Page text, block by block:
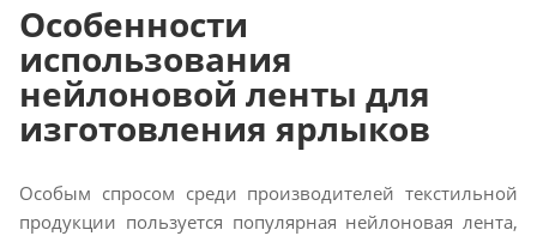
Особенности
использования
нейлоновой ленты для
изготовления ярлыков
Особым спросом среди производителей текстильной
продукции пользуется популярная нейлоновая лента,